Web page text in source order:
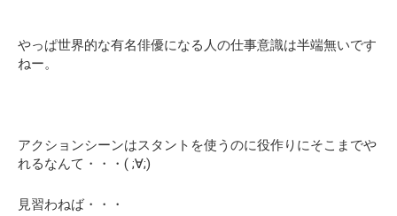
やっぱ世界的な有名俳優になる人の仕事意識は半端無いです
ねー。
アクションシーンはスタントを使うのに役作りにそこまでや
れるなんて・・・( ;∀;)
見習わねば・・・